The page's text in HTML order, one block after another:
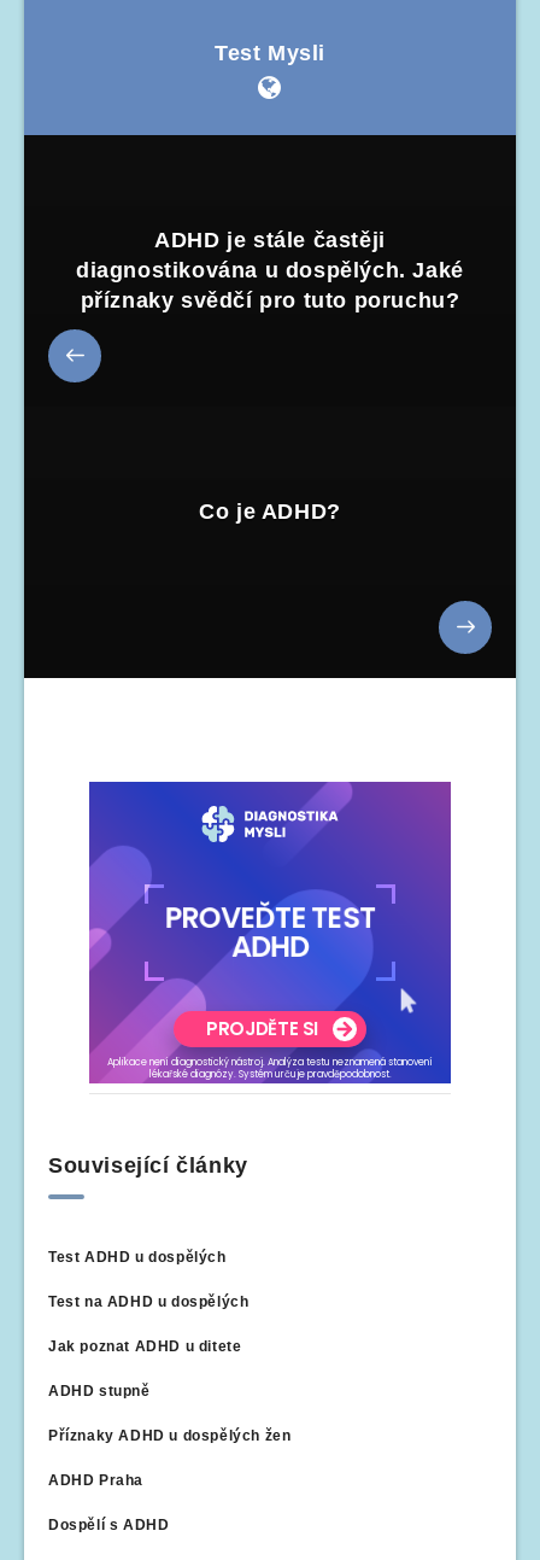
Test Mysli
ADHD je stále častěji
diagnostikována u dospělých. Jaké
příznaky svědčí pro tuto poruchu?
Co je ADHD?
Související články
Test ADHD u dospělých
Test na ADHD u dospělých
Jak poznat ADHD u ditete
ADHD stupně
Příznaky ADHD u dospělých žen
ADHD Praha
Dospělí s ADHD